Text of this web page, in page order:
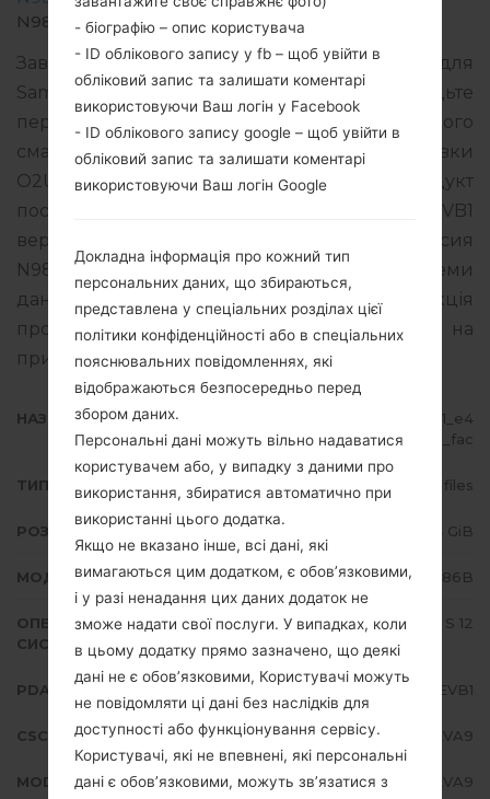
N986B_3_20220204140241_e4zod5gmv3_fac.zip
Завантажте останнє оновлення прошивки для
Samsung Galaxy Note 20 Ultra 5G, але не забудьте
перевірити, чи відповідає номер моделі вашого
смартфона вказаному SM-N986B. Код прошивки
O2U для UNITED KINGDOM. Продукт
поставляється з PDA версією N986BXXS3EVB1
версія CSC N986BOXM3EVA9, MODEM версия
N986BXXU3EVA9. Версія операційної системи
даної прошивки Android S 12. Повна інструкція
про те, як прошивати стокову прошивку на
пристроях Samsungтут
НАЗВА ФАЙЛУ
SM-N986B_3_20220204140241_e4
zod5gmv3_fac
ТИП ПРОШИВКИ 4 files
РОЗМІР ФАЙЛУ 7.4 GiB
МОДЕЛЬ Samsung SM-N986B
ОПЕРАЦІЙНА
СИСТЕМА
Android S 12
PDA/AP ВЕРСІЯ N986BXXS3EVB1
CSC ВЕРСІЯ N986BOXM3EVA9
MODEM/CP ВЕРСІЯ N986BXXU3EVA9
- біографію – опис користувача
- ID облікового запису у fb – щоб увійти в
обліковий запис та залишати коментарі
використовуючи Ваш логін у Facebook
- ID облікового запису google – щоб увійти в
обліковий запис та залишати коментарі
використовуючи Ваш логін Google
Докладна інформація про кожний тип
персональних даних, що збираються,
представлена у спеціальних розділах цієї
політики конфіденційності або в спеціальних
пояснювальних повідомленнях, які
відображаються безпосередньо перед
збором даних.
Персональні дані можуть вільно надаватися
користувачем або, у випадку з даними про
використання, збиратися автоматично при
використанні цього додатка.
Якщо не вказано інше, всі дані, які
вимагаються цим додатком, є обов’язковими,
і у разі ненадання цих даних додаток не
зможе надати свої послуги. У випадках, коли
в цьому додатку прямо зазначено, що деякі
дані не є обов’язковими, Користувачі можуть
не повідомляти ці дані без наслідків для
доступності або функціонування сервісу.
Користувачі, які не впевнені, які персональні
дані є обов’язковими, можуть зв’язатися з